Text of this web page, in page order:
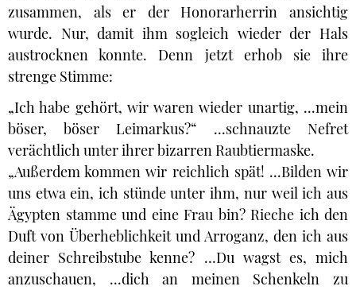
zusammen, als er der Honorarherrin ansichtig
wurde. Nur, damit ihm sogleich wieder der Hals
austrocknen konnte. Denn jetzt erhob sie ihre
strenge Stimme:
„Ich habe gehört, wir waren wieder unartig, ...mein
böser, böser Leimarkus?“ ...schnauzte Nefret
verächtlich unter ihrer bizarren Raubtiermaske.
„Außerdem kommen wir reichlich spät! ...Bilden wir
uns etwa ein, ich stünde unter ihm, nur weil ich aus
Ägypten stamme und eine Frau bin? Rieche ich den
Duft von Überheblichkeit und Arroganz, den ich aus
deiner Schreibstube kenne? …Du wagst es, mich
anzuschauen, ...dich an meinen Schenkeln zu